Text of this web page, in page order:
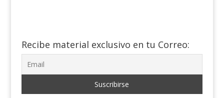
Recibe material exclusivo en tu Correo: